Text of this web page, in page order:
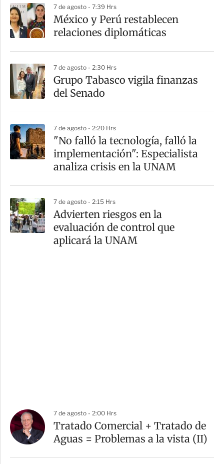
7 de agosto - 7:39 Hrs
México y Perú restablecen
relaciones diplomáticas
7 de agosto - 2:30 Hrs
Grupo Tabasco vigila finanzas
del Senado
7 de agosto - 2:20 Hrs
"No falló la tecnología, falló la
implementación": Especialista
analiza crisis en la UNAM
7 de agosto - 2:15 Hrs
Advierten riesgos en la
evaluación de control que
aplicará la UNAM
7 de agosto - 2:00 Hrs
Tratado Comercial + Tratado de
Aguas = Problemas a la vista (II)